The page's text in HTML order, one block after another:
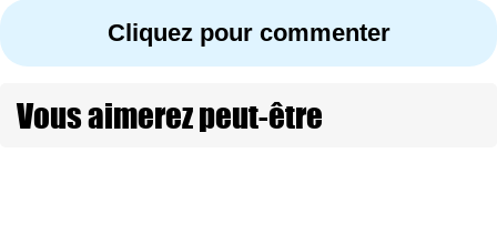
Cliquez pour commenter
Vous aimerez peut-être